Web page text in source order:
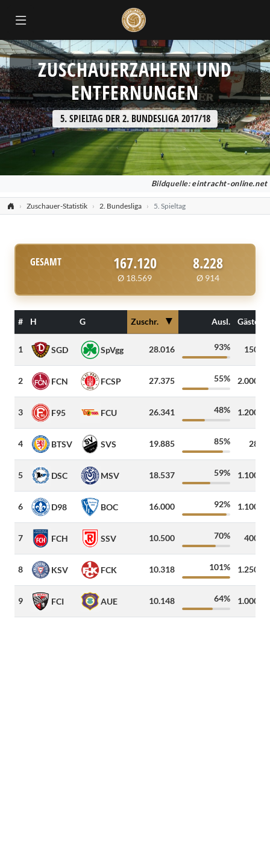
ZUSCHAUERZAHLEN UND
ENTFERNUNGEN
5. SPIELTAG DER 2. BUNDESLIGA 2017/18
Bildquelle: eintracht-online.net
Zuschauer-Statistik 2. Bundesliga 5. Spieltag
GESAMT 167.120
Ø 18.569
8.228
Ø 914
# H G Zuschr. ▼ Ausl. Gäste
1 SGD SpVgg 28.016 93% 150
2 FCN FCSP 27.375 55% 2.000
3 F95 FCU 26.341 48% 1.200
4 BTSV SVS 19.885 85% 28
5 DSC MSV 18.537 59% 1.100
6 D98 BOC 16.000 92% 1.100
7 FCH SSV 10.500 70% 400
8 KSV FCK 10.318 101% 1.250
9 FCI AUE 10.148 64% 1.000